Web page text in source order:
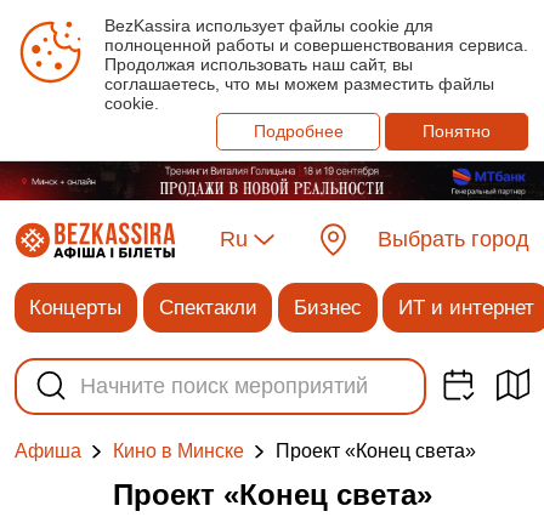
BezKassira использует файлы cookie для
полноценной работы и совершенствования сервиса.
Продолжая использовать наш сайт, вы
соглашаетесь, что мы можем разместить файлы
cookie.
Подробнее
Понятно
Ru Выбрать город
Концерты Спектакли Бизнес ИТ и интернет
Афиша Кино в Минске Проект «Конец света»
Проект «Конец света»